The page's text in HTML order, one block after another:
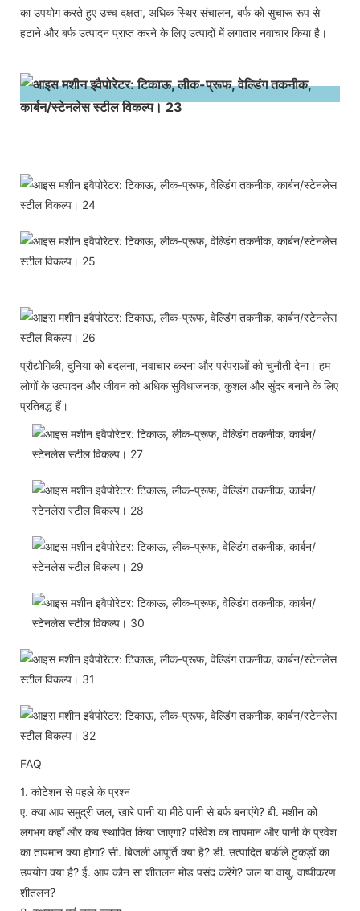
का उपयोग करते हुए उच्च दक्षता, अधिक स्थिर संचालन, बर्फ को सुचारू रूप से
हटाने और बर्फ उत्पादन प्राप्त करने के लिए उत्पादों में लगातार नवाचार किया है।
प्रौद्योगिकी, दुनिया को बदलना, नवाचार करना और परंपराओं को चुनौती देना। हम
लोगों के उत्पादन और जीवन को अधिक सुविधाजनक, कुशल और सुंदर बनाने के लिए
प्रतिबद्ध हैं।
FAQ
1. कोटेशन से पहले के प्रश्न
ए. क्या आप समुद्री जल, खारे पानी या मीठे पानी से बर्फ बनाएंगे? बी. मशीन को
लगभग कहाँ और कब स्थापित किया जाएगा? परिवेश का तापमान और पानी के प्रवेश
का तापमान क्या होगा? सी. बिजली आपूर्ति क्या है? डी. उत्पादित बर्फीले टुकड़ों का
उपयोग क्या है? ई. आप कौन सा शीतलन मोड पसंद करेंगे? जल या वायु, वाष्पीकरण
शीतलन?